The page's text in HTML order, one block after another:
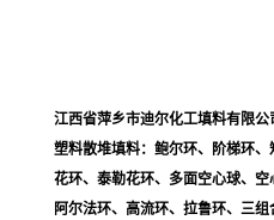
江西省萍乡市迪尔化工填料有限公
塑料散堆填料：鲍尔环、阶梯环、
花环、泰勒花环、多面空心球、空
阿尔法环、高流环、拉鲁环、三组